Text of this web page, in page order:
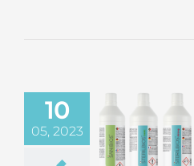
10
05, 2023